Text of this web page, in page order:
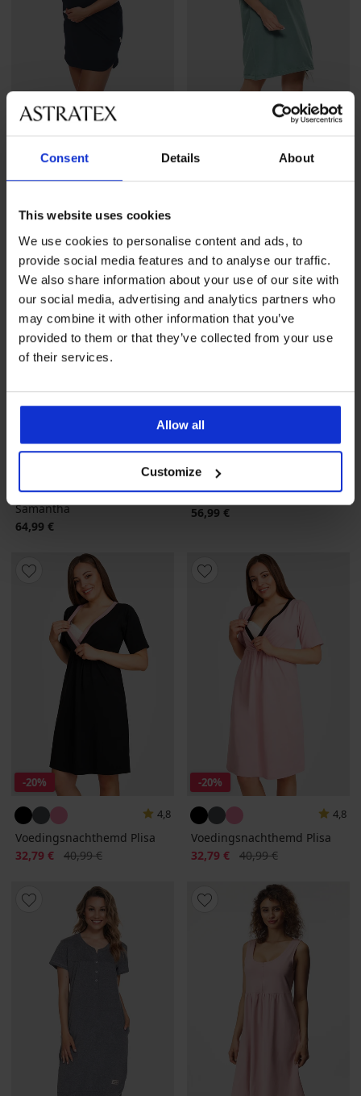
Consent Details About
This website uses cookies
We use cookies to personalise content and ads, to
provide social media features and to analyse our traffic.
We also share information about your use of our site with
our social media, advertising and analytics partners who
may combine it with other information that you’ve
provided to them or that they’ve collected from your use
of their services.
Allow all
Customize
Voedingsnachthemd Sophie
Voedingsnachthemd Happy
mommy Mineral
55,99 €
5
Voedingsnachthemd
Samantha
64,99 €
Borstvoedingsshirt Sharon
56,99 €
-20%
4,8
Voedingsnachthemd Plisa
Korting
32,79 € Oorspronkelijke prijs
40,99 €
-20%
4,8
Voedingsnachthemd Plisa
Korting
32,79 € Oorspronkelijke prijs
40,99 €